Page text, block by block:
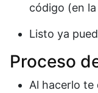
código (en
Listo ya
Proceso
Al hacerlo te